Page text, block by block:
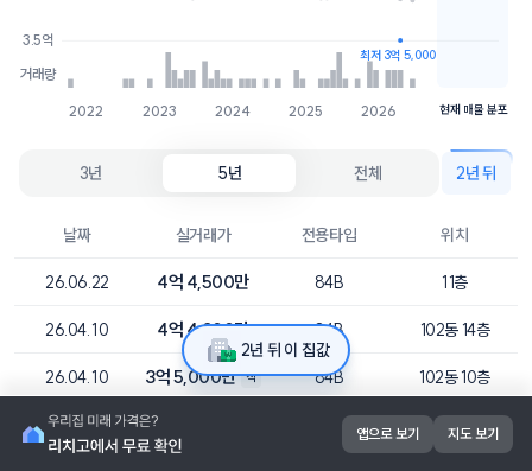
2022 2023 2024 2025 2026
거래량
3.5억
최저 3억 5,000
4.5억
1개
현재 매물 분포
3년 5년 전체 2년 뒤
날짜 실거래가 전용타입 위치
26.06.22 4억 4,500만 84B 11층
26.04.10 4억 4,800만 84B 102동 14층
26.04.10 3억 5,000만 직 84B 102동 10층
26.03.22 84A 101동 5층
2년 뒤 이 집값
앱으로 보기 지도 보기